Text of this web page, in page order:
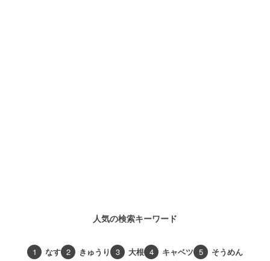
人気の検索キーワード
1 なす 2 きゅうり 3 大根 4 キャベツ 5 そうめん